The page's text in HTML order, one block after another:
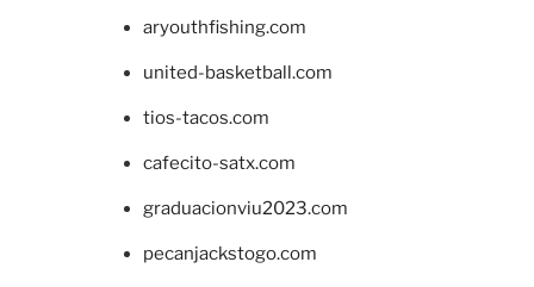
aryouthfishing.com
united-basketball.com
tios-tacos.com
cafecito-satx.com
graduacionviu2023.com
pecanjackstogo.com